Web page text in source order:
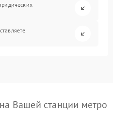
Вашей станции метро